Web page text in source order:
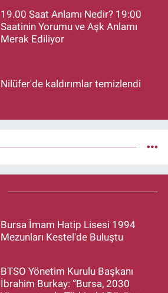
19.00 Saat Anlamı Nedir? 19:00
Saatinin Yorumu ve Aşk Anlamı
Merak Ediliyor
Nilüfer'de kaldırımlar temizlendi
Bursa İmam Hatip Lisesi 1994
Mezunları Kestel'de Buluştu
BTSO Yönetim Kurulu Başkanı
İbrahim Burkay: “Bursa, 2030